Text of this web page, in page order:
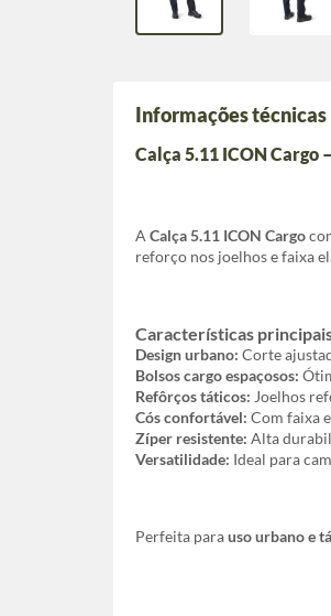
Informações técnicas
Calça 5.11 ICON Cargo
A Calça 5.11 ICON Cargo
reforço nos joelhos e faixa
Características
Design urbano: Corte
Bolsos cargo espaçosos:
Refôrços táticos: Joelhos
Cós confortável: Com faixa
Zíper resistente: Alta
Versatilidade: Ideal para
Perfeita parauso urbano e